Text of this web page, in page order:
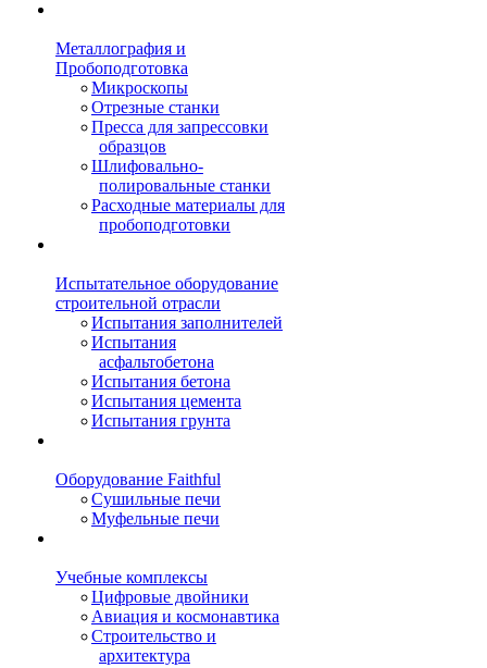
Металлография и
Пробоподготовка
Микроскопы
Отрезные станки
Пресса для запрессовки
образцов
Шлифовально-
полировальные станки
Расходные материалы для
пробоподготовки
Испытательное оборудование
строительной отрасли
Испытания заполнителей
Испытания
асфальтобетона
Испытания бетона
Испытания цемента
Испытания грунта
Оборудование Faithful
Сушильные печи
Муфельные печи
Учебные комплексы
Цифровые двойники
Авиация и космонавтика
Строительство и
архитектура